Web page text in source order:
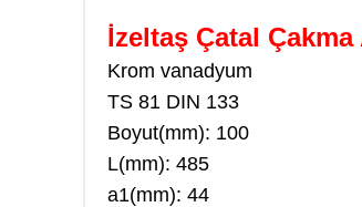
İzeltaş Çatal
Krom vanadyum
TS 81 DIN 133
Boyut(mm): 100
L(mm): 485
a1(mm): 44